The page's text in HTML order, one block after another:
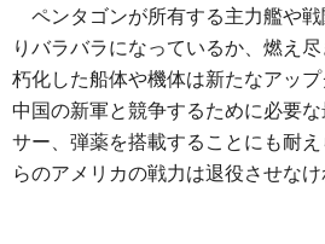
ペンタゴンが所有する主力艦や
りバラバラになっているか、燃え
朽化した船体や機体は新たなアップ
中国の新軍と競争するために必要
サー、弾薬を搭載することにも耐
らのアメリカの戦力は退役させなけ